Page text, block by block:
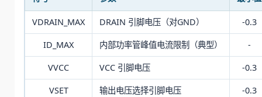
VDRAIN_MAX DRAIN 引脚电压（对GND） -0.3
ID_MAX 内部功率管峰值电流限制（典型） -
VVCC VCC 引脚电压 -0.3
VSET 输出电压选择引脚电压 -0.3